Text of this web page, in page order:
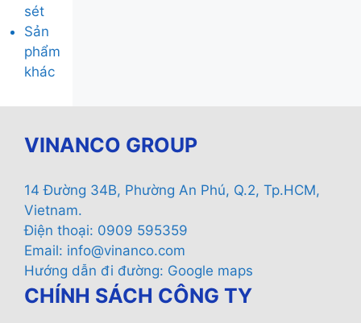
sét
Sản
phẩm
khác
VINANCO GROUP
14 Đường 34B, Phường An Phú, Q.2, Tp.HCM,
Vietnam.
Điện thoại: 0909 595359
Email: info@vinanco.com
Hướng dẫn đi đường: Google maps
CHÍNH SÁCH CÔNG TY